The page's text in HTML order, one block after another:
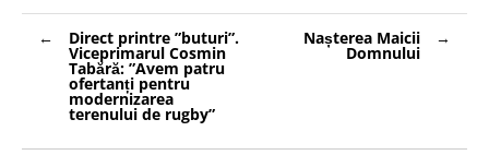
Navigare
în
articole
Direct printre ”buturi”.
Viceprimarul Cosmin
Tabără: ”Avem patru
ofertanți pentru
modernizarea
terenului de rugby”
Nașterea Maicii
Domnului